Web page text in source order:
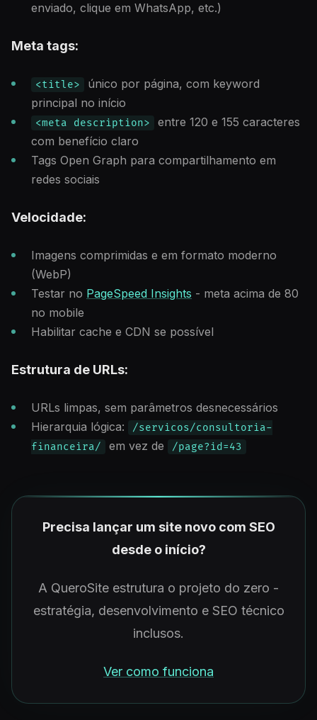
enviado, clique em WhatsApp, etc.)
Meta tags:
<title>
único por página, com keyword
principal no início
<meta description>
entre 120 e 155 caracteres
com benefício claro
Tags Open Graph para compartilhamento em
redes sociais
Velocidade:
Imagens comprimidas e em formato moderno
(WebP)
Testar no PageSpeed Insights - meta acima de 80
no mobile
Habilitar cache e CDN se possível
Estrutura de URLs:
URLs limpas, sem parâmetros desnecessários
Hierarquia lógica:
/servicos/consultoria-
financeira/
em vez de /page?id=43
Precisa lançar um site novo com SEO
desde o início?
A QueroSite estrutura o projeto do zero -
estratégia, desenvolvimento e SEO técnico
inclusos.
Ver como funciona